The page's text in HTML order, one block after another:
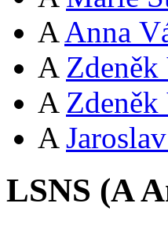
A Anna
A
A
A
LSNS (A